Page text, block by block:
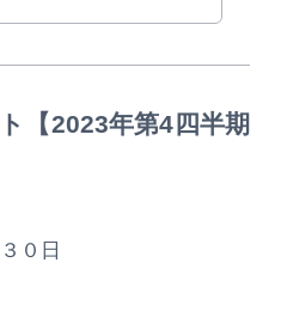
【2023年第4四半期
０日